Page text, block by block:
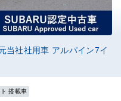
当社社用車 アルパイン7イ
搭載車